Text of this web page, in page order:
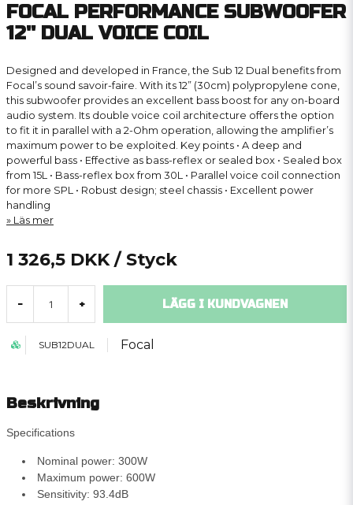
FOCAL PERFORMANCE SUBWOOFER
12'' DUAL VOICE COIL
Designed and developed in France, the Sub 12 Dual benefits from
Focal’s sound savoir-faire. With its 12” (30cm) polypropylene cone,
this subwoofer provides an excellent bass boost for any on-board
audio system. Its double voice coil architecture offers the option
to fit it in parallel with a 2-Ohm operation, allowing the amplifier’s
maximum power to be exploited. Key points • A deep and
powerful bass • Effective as bass-reflex or sealed box • Sealed box
from 15L • Bass-reflex box from 30L • Parallel voice coil connection
for more SPL • Robust design; steel chassis • Excellent power
handling
Läs mer
1 326,5 DKK / Styck
- + LÄGG I KUNDVAGNEN
SUB12DUAL Focal
Beskrivning
Specifications
Nominal power: 300W
Maximum power: 600W
Sensitivity: 93.4dB